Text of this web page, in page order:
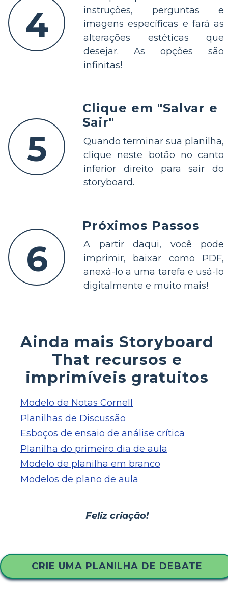
4
instruções, perguntas e
imagens específicas e fará as
alterações estéticas que
desejar. As opções são
infinitas!
5
Clique em "Salvar e
Sair"
Quando terminar sua planilha,
clique neste botão no canto
inferior direito para sair do
storyboard.
6
Próximos Passos
A partir daqui, você pode
imprimir, baixar como PDF,
anexá-lo a uma tarefa e usá-lo
digitalmente e muito mais!
Ainda mais Storyboard
That recursos e
imprimíveis gratuitos
Modelo de Notas Cornell
Planilhas de Discussão
Esboços de ensaio de análise crítica
Planilha do primeiro dia de aula
Modelo de planilha em branco
Modelos de plano de aula
Feliz criação!
CRIE UMA PLANILHA DE DEBATE